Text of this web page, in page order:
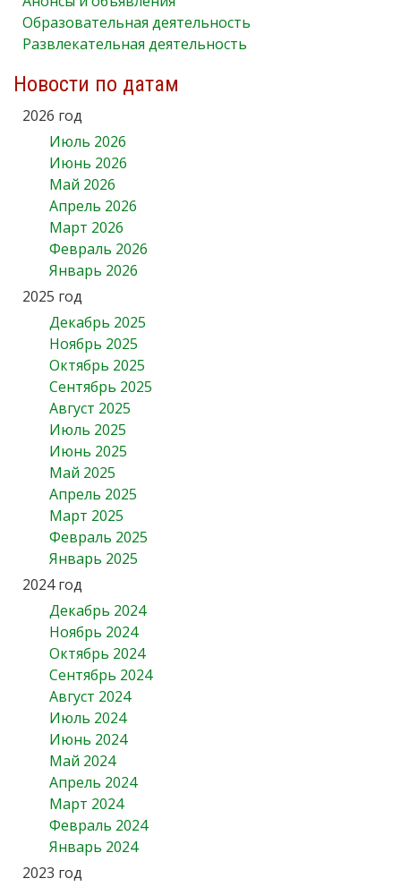
Образовательная деятельность
Развлекательная деятельность
Новости по датам
2026 год
Июль 2026
Июнь 2026
Май 2026
Апрель 2026
Март 2026
Февраль 2026
Январь 2026
2025 год
Декабрь 2025
Ноябрь 2025
Октябрь 2025
Сентябрь 2025
Август 2025
Июль 2025
Июнь 2025
Май 2025
Апрель 2025
Март 2025
Февраль 2025
Январь 2025
2024 год
Декабрь 2024
Ноябрь 2024
Октябрь 2024
Сентябрь 2024
Август 2024
Июль 2024
Июнь 2024
Май 2024
Апрель 2024
Март 2024
Февраль 2024
Январь 2024
2023 год